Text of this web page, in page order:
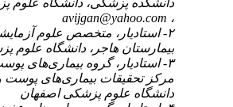
دانشکده پزشکی، دانشگاه علوم
avijgan@yahoo.com
۲- استادیار، متخصص علوم
بیمارستان هاجر، دانشگاه علوم
۳- استادیار، گروه بیماری‌های پوست
مرکز تحقیقات بیماری‌های پوست و
دانشگاه علوم پزشکی اصفهان